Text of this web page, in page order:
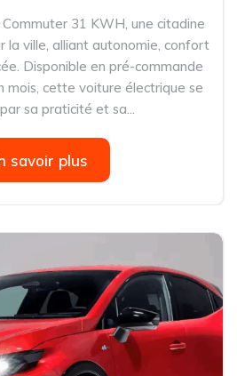
Commuter 31 KWH, une citadine
la ville, alliant autonomie, confort
Disponible en pré-commande
mois, cette voiture électrique se
sa praticité et sa...
savoir plus